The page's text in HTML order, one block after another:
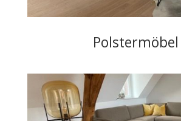
Polstermöbel